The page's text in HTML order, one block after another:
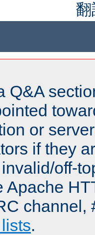
Q&A
or
if they
off-
Apache
channel,
.